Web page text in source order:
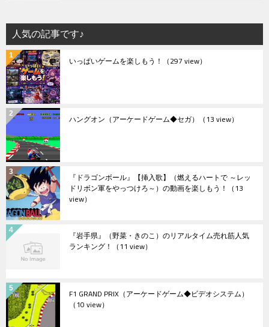
人気の記事です♪
いっぱいゲームを楽しもう！ （297 view）
ハングオン（アーケードゲーム◆セガ） （13 view）
『ドラゴンボール』【挿入歌】（燃えるハートで ～レッ
ドリボン軍をやっつけろ～）の動画を楽しもう！ （13
view）
『岩手県』（野菜・きのこ）のリアルタイム売れ筋人気
ランキング！ （11 view）
F1 GRAND PRIX（アーケードゲーム◆ビデオシステム）
（10 view）